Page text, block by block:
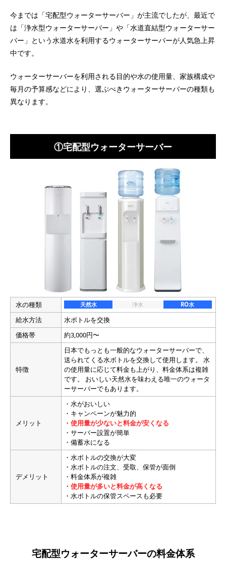
今までは「宅配型ウォーターサーバー」が主流でしたが、最近で
は「浄水型ウォーターサーバー」や「水道直結型ウォーターサー
バー」という水道水を利用するウォーターサーバーが人気急上昇
中です。
ウォーターサーバーを利用される目的や水の使用量、家族構成や
毎月の予算感などにより、選ぶべきウォーターサーバーの種類も
異なります。
①宅配型ウォーターサーバー
水の種類 天然水 浄水 RO水
給水方法
水ボトルを交換
価格帯
約3,000円〜
特徴
日本でもっとも一般的なウォーターサーバーで、
送られてくる水ボトルを交換して使用します。 水
の使用量に応じて料金も上がり、料金体系は複雑
です。 おいしい天然水を味わえる唯一のウォータ
ーサーバーでもあります。
メリット
・水がおいしい
・キャンペーンが魅力的
・ 使用量が少ないと料金が安くなる
・サーバー設置が簡単
・備蓄水になる
デメリット
・水ボトルの交換が大変
・水ボトルの注文、受取、保管が面倒
・料金体系が複雑
・ 使用量が多いと料金が高くなる
・水ボトルの保管スペースも必要
宅配型ウォーターサーバーの料金体系